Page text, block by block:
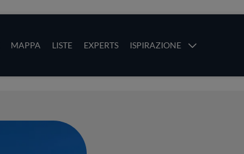
MAPPA LISTE EXPERTS ISPIRAZIONE